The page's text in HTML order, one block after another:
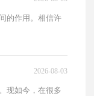
的作用。相信许
2026-08-03
现如今，在很多